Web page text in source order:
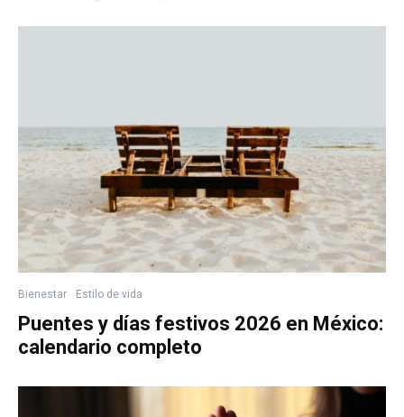
Bienestar Estilo de vida
Puentes y días festivos 2026 en México:
calendario completo